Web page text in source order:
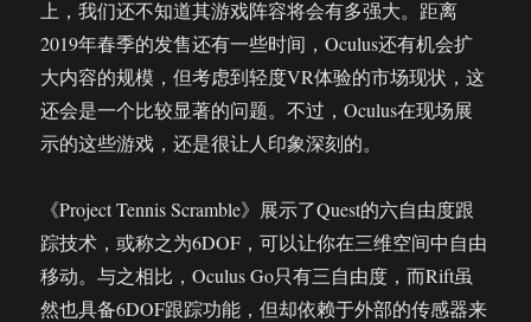
上，我们还不知道其游戏阵容将会有多强大。距离
2019年春季的发售还有一些时间，Oculus还有机会扩
大内容的规模，但考虑到轻度VR体验的市场现状，这
还会是一个比较显著的问题。不过，Oculus在现场展
示的这些游戏，还是很让人印象深刻的。
《Project Tennis Scramble》展示了Quest的六自由度跟
踪技术，或称之为6DOF，可以让你在三维空间中自由
移动。与之相比，Oculus Go只有三自由度，而Rift虽
然也具备6DOF跟踪功能，但却依赖于外部的传感器来